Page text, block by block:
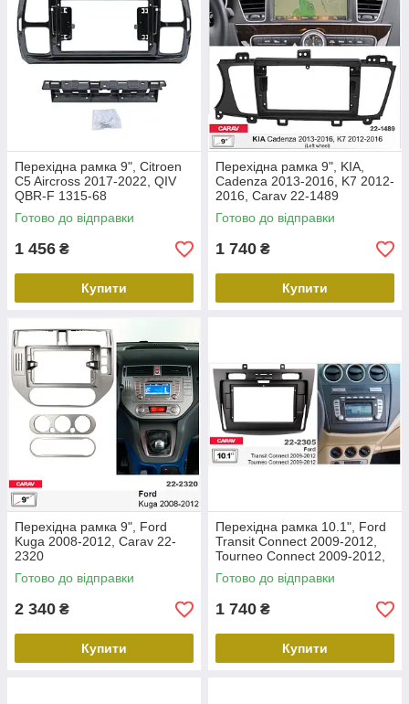
Перехідна рамка 9", Citroen
C5 Aircross 2017-2022, QIV
QBR-F 1315-68
Готово до відправки
1 456 ₴
Купити
Перехідна рамка 9", KIA,
Cadenza 2013-2016, K7 2012-
2016, Carav 22-1489
Готово до відправки
1 740 ₴
Купити
Перехідна рамка 9", Ford
Kuga 2008-2012, Carav 22-
2320
Готово до відправки
2 340 ₴
Купити
Перехідна рамка 10.1", Ford
Transit Connect 2009-2012,
Tourneo Connect 2009-2012,
Carav 22-2305
Готово до відправки
1 740 ₴
Купити